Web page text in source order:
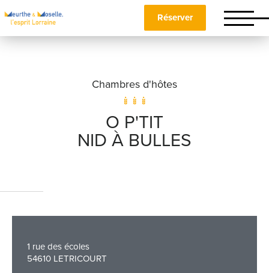
Réserver
Chambres d'hôtes
O P'TIT
NID À BULLES
1 rue des écoles
54610 LETRICOURT
Téléphone